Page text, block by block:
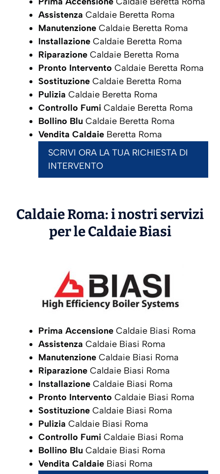
Assistenza Caldaie Beretta Roma
Manutenzione Caldaie Beretta Roma
Installazione Caldaie Beretta Roma
Riparazione Caldaie Beretta Roma
Pronto Intervento Caldaie Beretta Roma
Sostituzione Caldaie Beretta Roma
Pulizia Caldaie Beretta Roma
Controllo Fumi Caldaie Beretta Roma
Bollino Blu Caldaie Beretta Roma
Vendita Caldaie Beretta Roma
SCRIVI ORA LA TUA RICHIESTA DI
INTERVENTO
Caldaie Roma: i nostri servizi
per le CaldaieBiasi
Prima Accensione Caldaie Biasi Roma
Assistenza Caldaie Biasi Roma
Manutenzione Caldaie Biasi Roma
Riparazione Caldaie Biasi Roma
Installazione Caldaie Biasi Roma
Pronto Intervento Caldaie Biasi Roma
Sostituzione Caldaie Biasi Roma
Pulizia Caldaie Biasi Roma
Controllo Fumi Caldaie Biasi Roma
Bollino Blu Caldaie Biasi Roma
Vendita Caldaie Biasi Roma